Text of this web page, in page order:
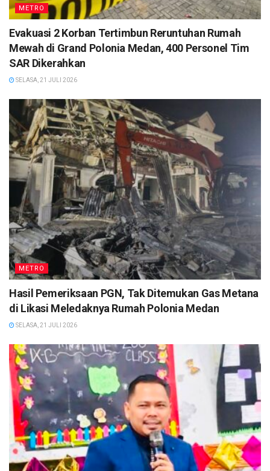
METRO
Evakuasi 2 Korban Tertimbun Reruntuhan Rumah
Mewah di Grand Polonia Medan, 400 Personel Tim
SAR Dikerahkan
SELASA, 21 JULI 2026
METRO
Hasil Pemeriksaan PGN, Tak Ditemukan Gas Metana
di Likasi Meledaknya Rumah Polonia Medan
SELASA, 21 JULI 2026